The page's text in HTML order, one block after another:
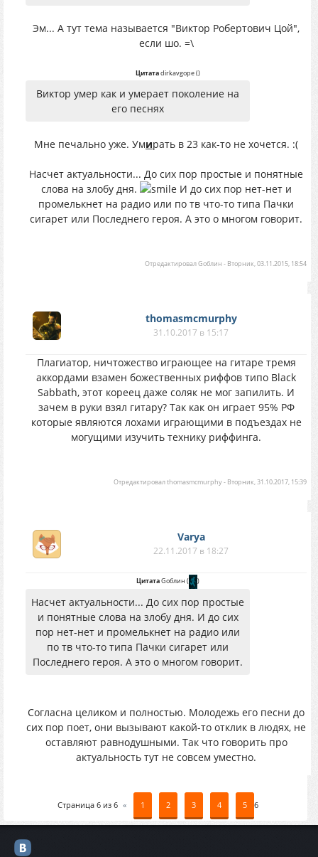
Эм... А тут тема называется "Виктор Робертович Цой",
если шо. =\
Цитатаdirkavgope()
Виктор умер как и умерает поколение на
его песнях
Мне печально уже. Умирать в 23 как-то не хочется. :(
Насчет актуальности... До сих пор простые и понятные
слова на злобу дня.
И до сих пор нет-нет и
промелькнет на радио или по тв что-то типа Пачки
сигарет или Последнего героя. А это о многом говорит.
ОтредактировалGоблин - Вторник, 03.11.2015, 18:54
thomasmcmurphy
31.10.2017 в 15:17
Плагиатор, ничтожество играющее на гитаре тремя
аккордами взамен божественных риффов типо Black
Sabbath, этот кореец даже соляк не мог запилить. И
зачем в руки взял гитару? Так как он играет 95% РФ
которые являются лохами играющими в подъездах не
могущими изучить технику риффинга.
Отредактировалthomasmcmurphy- Вторник, 31.10.2017, 15:39
Varya
22.11.2017 в 18:27
ЦитатаGоблин ( )
Насчет актуальности... До сих пор простые
и понятные слова на злобу дня. И до сих
пор нет-нет и промелькнет на радио или
по тв что-то типа Пачки сигарет или
Последнего героя. А это о многом говорит.
Согласна целиком и полностью. Молодежь его песни до
сих пор поет, они вызывают какой-то отклик в людях, не
оставляют равнодушными. Так что говорить про
актуальность тут не совсем уместно.
Страница 6 из 6 « 1 2 3 4 5 6